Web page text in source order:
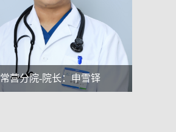
通州分院-主治医师：孟佳